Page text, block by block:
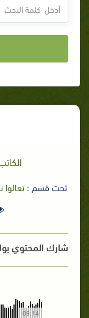
تحت قسم :
شارك المحتوي
09:14